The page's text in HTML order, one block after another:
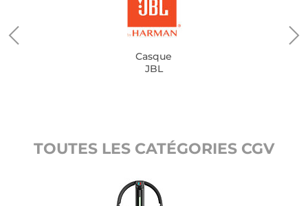
Casque
JBL
TOUTES LES CATÉGORIES CGV